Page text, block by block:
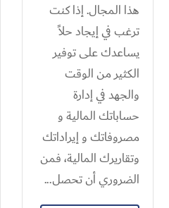
هذا المجال. إذا كنت
ترغب في إيجاد حلاً
يساعدك على توفير
الكثير من الوقت
والجهد في إدارة
حساباتك المالية و
مصروفاتك و إيراداتك
وتقاريرك المالية، فمن
الضروري أن تحصل...